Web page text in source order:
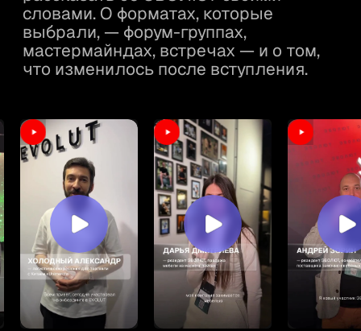
Подтверждаю, что принимаю условия
пользовательского соглашения и даю согласие
наобработку моих персональных данных
Согласен (а) на получение рекламных
и информационных рассылок
Отправить заявку